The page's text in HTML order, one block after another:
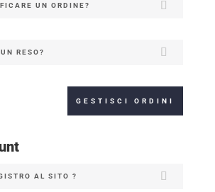
UN ORDINE?
RESO?
GESTISCI ORDINI
AL SITO ?